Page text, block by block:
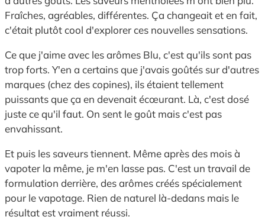
Fraîches, agréables, différentes. Ça changeait et en fait,
c'était plutôt cool d'explorer ces nouvelles sensations.
Ce que j'aime avec les arômes Blu, c'est qu'ils sont pas
trop forts. Y'en a certains que j'avais goûtés sur d'autres
marques (chez des copines), ils étaient tellement
puissants que ça en devenait écœurant. Là, c'est dosé
juste ce qu'il faut. On sent le goût mais c'est pas
envahissant.
Et puis les saveurs tiennent. Même après des mois à
vapoter la même, je m'en lasse pas. C'est un travail de
formulation derrière, des arômes créés spécialement
pour le vapotage. Rien de naturel là-dedans mais le
résultat est vraiment réussi.